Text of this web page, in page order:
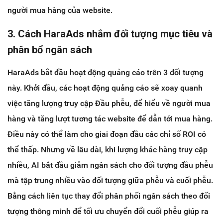
người mua hàng của website.
3. Cách HaraAds nhắm đối tượng mục tiêu và
phân bổ ngân sách
HaraAds bắt đầu hoạt động quảng cáo trên 3 đối tượng
này. Khởi đầu, các hoạt động quảng cáo sẽ xoay quanh
việc tăng lượng truy cập Đầu phễu, để hiểu về người mua
hàng và tăng lượt tương tác website để dẫn tới mua hàng.
Điều này có thể làm cho giai đoạn đầu các chỉ số ROI có
thể thấp. Nhưng về lâu dài, khi lượng khác hàng truy cập
nhiều, AI bắt đầu giảm ngân sách cho đối tượng đầu phễu
mà tập trung nhiều vào đối tượng giữa phễu và cuối phễu.
Bằng cách liên tục thay đổi phân phối ngân sách theo đối
tượng thông minh để tối ưu chuyển đổi cuối phễu giúp ra